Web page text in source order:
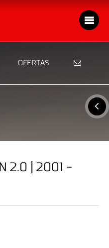
OFERTAS
2.0 | 2001 -